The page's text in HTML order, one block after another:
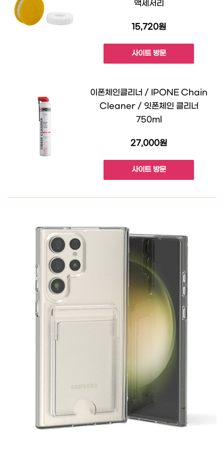
액세서리
15,720원
사이트 방문
이폰체인클리너 / IPONE Chain
Cleaner / 잇폰체인 클리너
750ml
27,000원
사이트 방문